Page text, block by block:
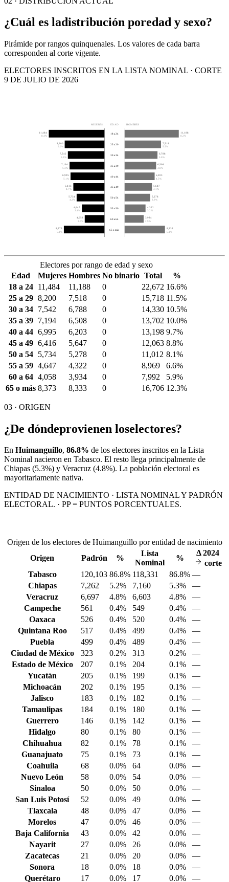
¿Cuál es ladistribución poredad y sexo?
Pirámide por rangos quinquenales. Los valores de cada barra
corresponden al corte vigente.
ELECTORES INSCRITOS EN LA LISTA NOMINAL · CORTE
9 DE JULIO DE 2026
MUJERES EDAD HOMBRES
11,484
8.4%
11,188
8.2%
18 a 24
8,200
6.0%
7,518
5.5%
25 a 29
7,542
5.5%
6,788
5.0%
30 a 34
7,194
5.3%
6,508
4.8%
35 a 39
6,995
5.1%
6,203
4.5%
40 a 44
6,416
4.7%
5,647
4.1%
45 a 49
5,734
4.2%
5,278
3.9%
50 a 54
4,647
3.4%
4,322
3.2%
55 a 59
4,058
3.0%
3,934
2.9%
60 a 64
8,373
6.1%
8,333
6.1%
65 o más
Electores por rango de edad y sexo
Edad
Mujeres Hombres No binario Total
%
18 a 24
11,484 11,188 0 22,672 16.6%
25 a 29 8,200 7,518 0 15,718 11.5%
30 a 34
7,542 6,788 0 14,330 10.5%
35 a 39
7,194 6,508 0 13,702 10.0%
40 a 44 6,995 6,203 0 13,198 9.7%
45 a 49 6,416 5,647 0 12,063 8.8%
50 a 54
5,734 5,278 0 11,012 8.1%
55 a 59 4,647 4,322 0 8,969
6.6%
60 a 64 4,058 3,934 0 7,992
5.9%
65 o más 8,373 8,333 0 16,706 12.3%
03 · ORIGEN
¿De dóndeprovienen loselectores?
En Huimanguillo, 86.8% de los electores inscritos en la Lista
Nominal nacieron en Tabasco. El resto llega principalmente de
Chiapas (5.3%) y Veracruz (4.8%). La población electoral es
mayoritariamente nativa.
ENTIDAD DE NACIMIENTO · LISTA NOMINAL Y PADRÓN
ELECTORAL. · PP = PUNTOS PORCENTUALES.
Origen de los electores de Huimanguillo por entidad de nacimiento
Origen
Padrón %
Lista
Nominal
%
Δ2024
corte
Tabasco
120,103 86.8% 118,331 86.8% —
Chiapas
7,262 5.2% 7,160 5.3%
—
Veracruz
6,697 4.8% 6,603 4.8%
—
Campeche
561 0.4% 549 0.4%
—
Oaxaca
526 0.4% 520 0.4%
—
Quintana Roo
517 0.4% 499 0.4%
—
Puebla
499 0.4% 489 0.4%
—
Ciudad de México
323 0.2% 313 0.2%
—
Estado de México
207 0.1% 204 0.1%
—
Yucatán
205 0.1% 199 0.1%
—
Michoacán
202 0.1% 195 0.1%
—
Jalisco
183 0.1% 182 0.1%
—
Tamaulipas
184 0.1% 180 0.1%
—
Guerrero
146 0.1% 142 0.1%
—
Hidalgo
80 0.1% 80 0.1%
—
Chihuahua
82 0.1% 78 0.1%
—
Guanajuato
75 0.1% 73 0.1%
—
Coahuila
68 0.0% 64 0.0%
—
Nuevo León
58 0.0% 54 0.0%
—
Sinaloa
50 0.0% 50 0.0%
—
San Luis Potosí
52 0.0% 49 0.0%
—
Tlaxcala
48 0.0% 47 0.0%
—
Morelos
47 0.0% 46 0.0%
—
Baja California
43 0.0% 42 0.0%
—
Nayarit
27 0.0% 26 0.0%
—
Zacatecas
21 0.0% 20 0.0%
—
Sonora
18 0.0% 18 0.0%
—
Querétaro
17 0.0% 17 0.0% —